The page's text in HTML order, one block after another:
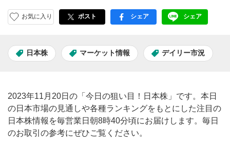
お気に入り ポスト facebook
シェア LINE
シェア
日本株 マーケット情報 デイリー市況
2023年11月20日の「今日の狙い目！日本株」です。本日
の日本市場の見通しや各種ランキングをもとにした注目の
日本株情報を毎営業日朝8時40分頃にお届けします。毎日
のお取引の参考にぜひご覧ください。